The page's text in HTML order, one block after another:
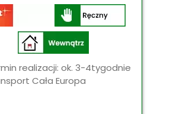
realizacji: ok. 3-4tygodnie
Cała Europa